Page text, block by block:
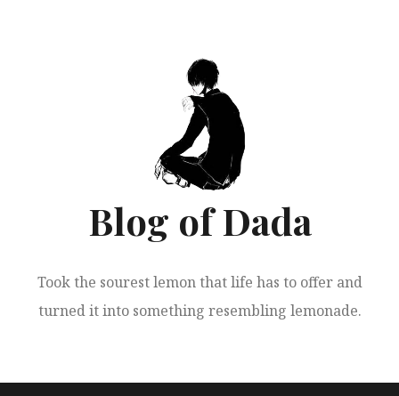
Blog of Dada
Took the sourest lemon that life has to offer and
turned it into something resembling lemonade.